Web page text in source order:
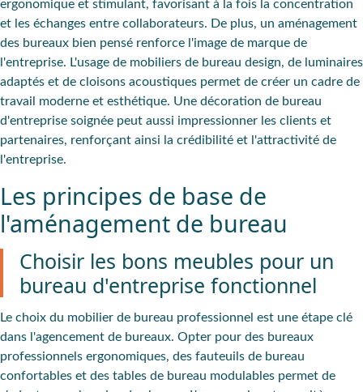
ergonomique et stimulant, favorisant à la fois la concentration
et les échanges entre collaborateurs. De plus, un aménagement
des bureaux bien pensé renforce l'image de marque de
l'entreprise. L'usage de mobiliers de bureau design, de luminaires
adaptés et de cloisons acoustiques permet de créer un cadre de
travail moderne et esthétique. Une décoration de bureau
d'entreprise soignée peut aussi impressionner les clients et
partenaires, renforçant ainsi la crédibilité et l'attractivité de
l'entreprise.
Les principes de base de
l'aménagement de bureau
Choisir les bons meubles pour un
bureau d'entreprise fonctionnel
Le choix du mobilier de bureau professionnel est une étape clé
dans l'agencement de bureaux. Opter pour des bureaux
professionnels ergonomiques, des fauteuils de bureau
confortables et des tables de bureau modulables permet de